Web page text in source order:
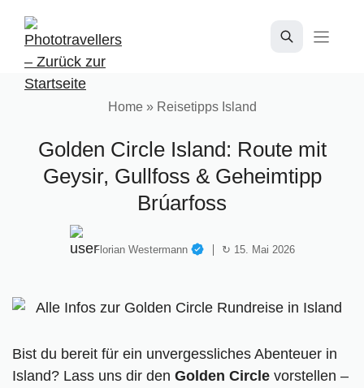
Inhalt
springen
Home» Reisetipps Island
Golden Circle Island: Route mit
Geysir, Gullfoss & Geheimtipp
Brúarfoss
Florian Westermann ↻ 15. Mai 2026
Bist du bereit für ein unvergessliches Abenteuer in
Island? Lass uns dir den Golden Circle vorstellen –